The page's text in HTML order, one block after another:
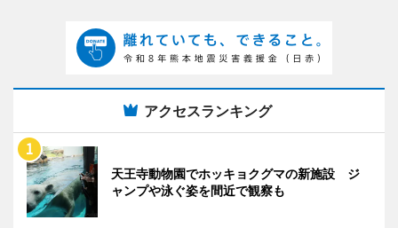
アクセスランキング
天王寺動物園でホッキョクグマの新施設 ジ
ャンプや泳ぐ姿を間近で観察も